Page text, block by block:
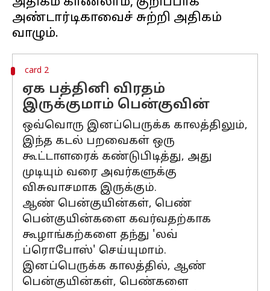
அண்டார்டிகாவைச் சுற்றி அதிகம்
card 2
ஏக பத்தினி விரதம்
இருக்குமாம் பென்குவின்
ஒவ்வொரு இனப்பெருக்க காலத்திலும்,
இந்த கடல் பறவைகள் ஒரு
கூட்டாளரைக் கண்டுபிடித்து, அது
முடியும் வரை அவர்களுக்கு
விசுவாசமாக இருக்கும்.
ஆண் பென்குயின்கள், பெண்
பென்குயின்களை கவர்வதற்காக
கூழாங்கற்களை தந்து 'லவ்
ப்ரொபோஸ்' செய்யுமாம்.
இனப்பெருக்க காலத்தில், ஆண்
பென்குயின்கள், பெண்களை